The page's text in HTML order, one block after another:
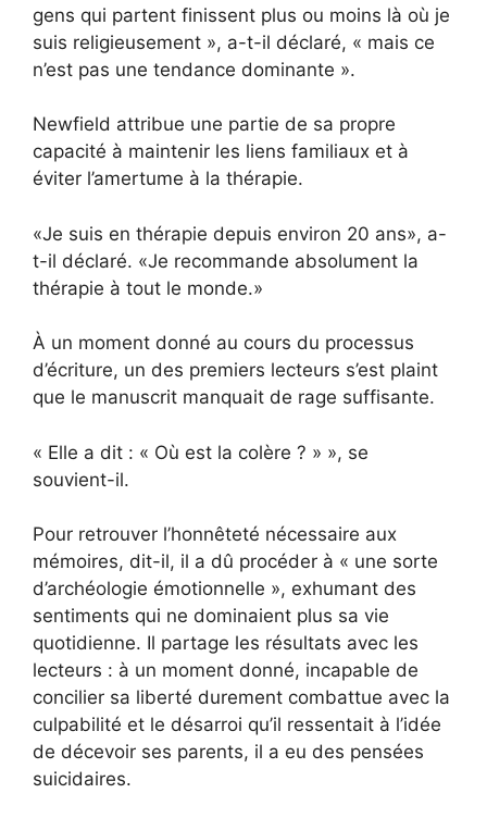
gens qui partent finissent plus ou moins là où je
suis religieusement », a-t-il déclaré, « mais ce
n’est pas une tendance dominante ».
Newfield attribue une partie de sa propre
capacité à maintenir les liens familiaux et à
éviter l’amertume à la thérapie.
«Je suis en thérapie depuis environ 20 ans», a-
t-il déclaré. «Je recommande absolument la
thérapie à tout le monde.»
À un moment donné au cours du processus
d’écriture, un des premiers lecteurs s’est plaint
que le manuscrit manquait de rage suffisante.
« Elle a dit : « Où est la colère ? » », se
souvient-il.
Pour retrouver l’honnêteté nécessaire aux
mémoires, dit-il, il a dû procéder à « une sorte
d’archéologie émotionnelle », exhumant des
sentiments qui ne dominaient plus sa vie
quotidienne. Il partage les résultats avec les
lecteurs : à un moment donné, incapable de
concilier sa liberté durement combattue avec la
culpabilité et le désarroi qu’il ressentait à l’idée
de décevoir ses parents, il a eu des pensées
suicidaires.